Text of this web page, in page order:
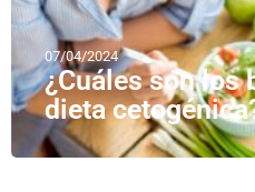
07/04/2024
¿Cuáles son los
dieta